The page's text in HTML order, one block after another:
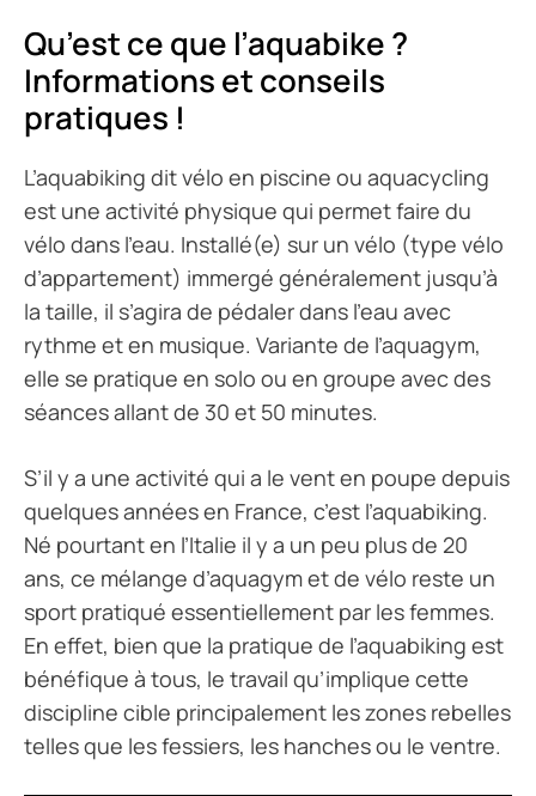
Qu’est ce que l’aquabike ?
Informations et conseils
pratiques !
L’aquabiking dit vélo en piscine ou aquacycling
est une activité physique qui permet faire du
vélo dans l’eau. Installé(e) sur un vélo (type vélo
d’appartement) immergé généralement jusqu’à
la taille, il s’agira de pédaler dans l’eau avec
rythme et en musique. Variante de l’aquagym,
elle se pratique en solo ou en groupe avec des
séances allant de 30 et 50 minutes.
S’il y a une activité qui a le vent en poupe depuis
quelques années en France, c’est l’aquabiking.
Né pourtant en l’Italie il y a un peu plus de 20
ans, ce mélange d’aquagym et de vélo reste un
sport pratiqué essentiellement par les femmes.
En effet, bien que la pratique de l’aquabiking est
bénéfique à tous, le travail qu’implique cette
discipline cible principalement les zones rebelles
telles que les fessiers, les hanches ou le ventre.